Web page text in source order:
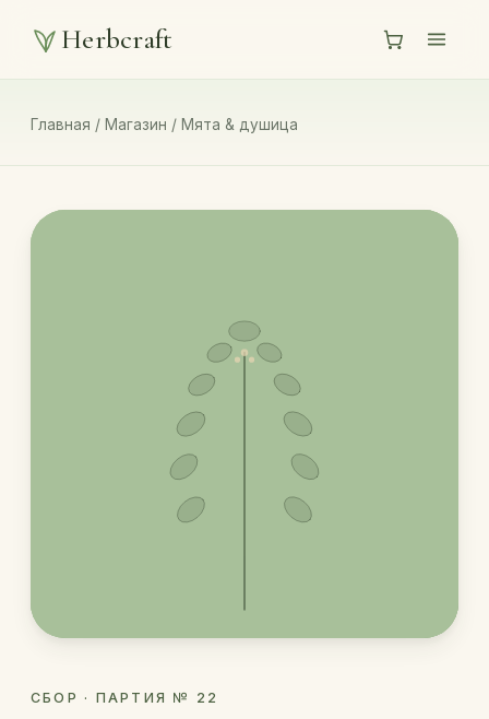
Herbcraft
Главная / Магазин / Мята & душица
СБОР · ПАРТИЯ № 22